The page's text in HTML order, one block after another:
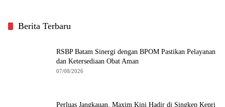
Berita Terbaru
RSBP Batam Sinergi dengan BPOM Pastikan Pelayanan
dan Ketersediaan Obat Aman
07/08/2026
Perluas Jangkauan, Maxim Kini Hadir di Singkep Kepri